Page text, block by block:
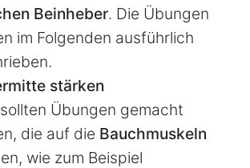
Beinheber. Die Übungen
im Folgenden ausführlich
stärken
Übungen gemacht
die auf die Bauchmuskeln
wie zum Beispiel